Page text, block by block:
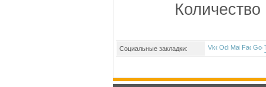
Социальные закладки: